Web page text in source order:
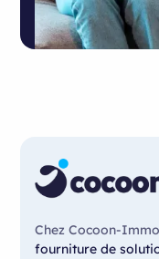
Chez Cocoon-
fourniture de